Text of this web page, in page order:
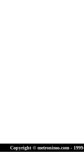
Copyright © metronimo.com -